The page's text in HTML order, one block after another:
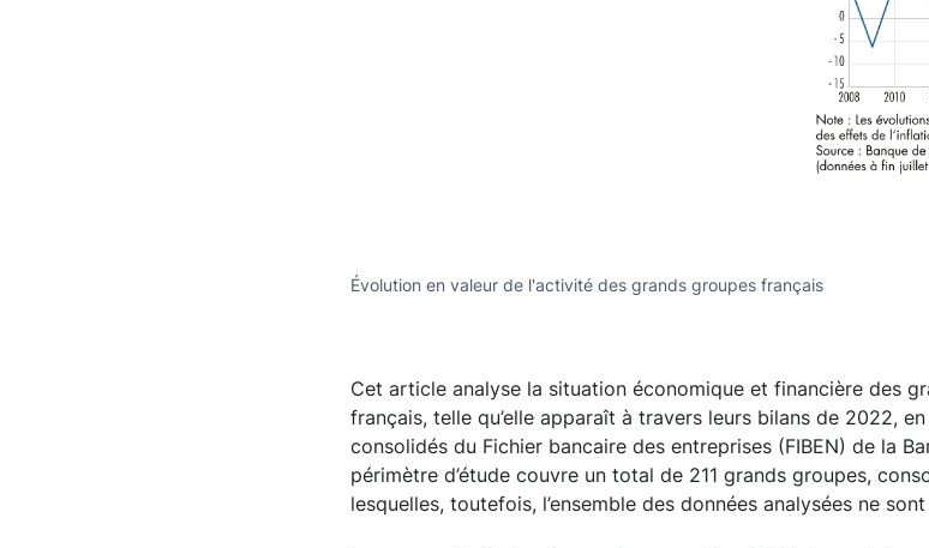
Évolution en valeur de l'activité des grands groupes français
Cet article analyse la situation économique et financière des
français, telle qu’elle apparaît à travers leurs bilans de 2022,
consolidés du Fichier bancaire des entreprises (FIBEN) de la
périmètre d’étude couvre un total de 211 grands groupes,
lesquelles, toutefois, l’ensemble des données analysées ne